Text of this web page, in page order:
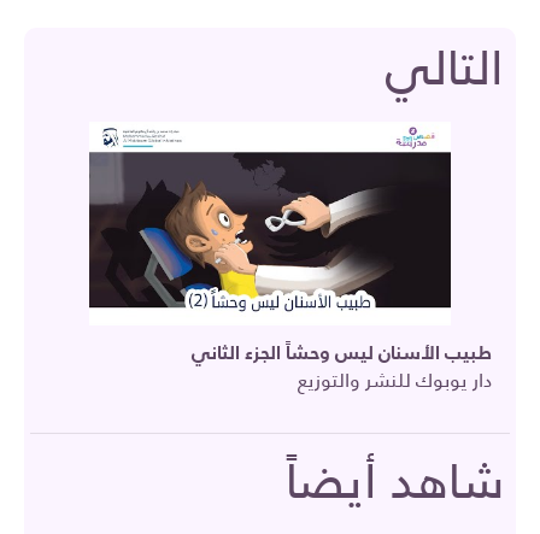
التالي
طبيب الأسنان ليس وحشاً الجزء الثاني
دار يوبوك للنشر والتوزيع
شاهد أيضاً